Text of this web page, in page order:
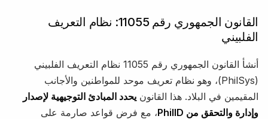
القانون الجمهوري رقم 11055: نظام التعريف
الفلبيني
أنشأ القانون الجمهوري رقم 11055 نظام التعريف الفلبيني
(PhilSys)، وهو نظام تعريف موحد للمواطنين والأجانب
المقيمين في البلاد. هذا القانون يحدد المبادئ التوجيهية لإصدار
وإدارة والتحقق من PhilID
، مع فرض قواعد صارمة على